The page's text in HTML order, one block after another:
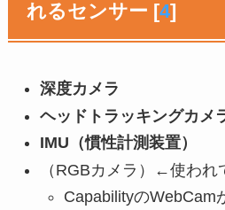
れるセンサー [4]
深度カメラ
ヘッドトラッキングカメ
IMU（慣性計測装置）
（RGBカメラ）←使われ
CapabilityのWebCam